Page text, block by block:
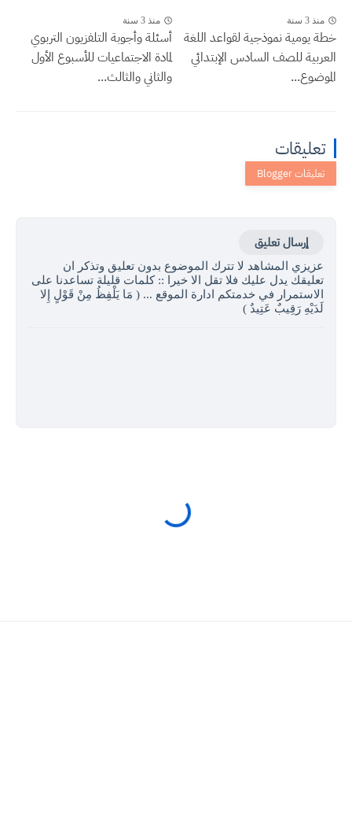
منذ 3 سنة
خطة يومية نموذجية لقواعد اللغة
العربية للصف السادس الإبتدائي
الموضوع...
منذ 3 سنة
أسئلة وأجوبة التلفزيون التربوي
لمادة الاجتماعيات للأسبوع الأول
والثاني والثالث...
تعليقات
إرسال تعليق
عزيزي المشاهد لا تترك الموضوع بدون تعليق وتذكر ان
تعليقك يدل عليك فلا تقل الا خيرا :: كلمات قليلة تساعدنا على
الاستمرار في خدمتكم ادارة الموقع ... ( مَا يَلْفِظُ مِنْ قَوْلٍ إِلا
لَدَيْهِ رَقِيبٌ عَتِيدٌ )